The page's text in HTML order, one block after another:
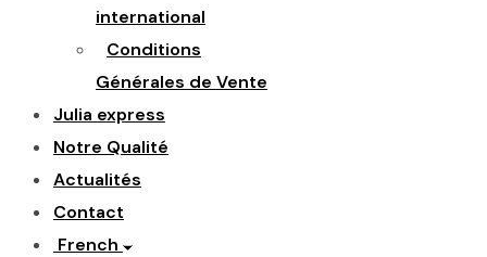
international
Conditions
Générales de Vente
Julia express
Notre Qualité
Actualités
Contact
French